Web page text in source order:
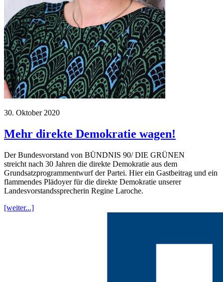
30. Oktober 2020
Mehr direkte Demokratie wagen!
Der Bundesvorstand von BÜNDNIS 90/ DIE GRÜNEN
streicht nach 30 Jahren die direkte Demokratie aus dem
Grundsatzprogrammentwurf der Partei. Hier ein Gastbeitrag und ein
flammendes Plädoyer für die direkte Demokratie unserer
Landesvorstandssprecherin Regine Laroche.
[weiter...]